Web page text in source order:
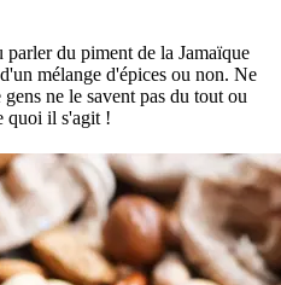
parler du piment de la Jamaïque
mélange d'épices ou non. Ne
ne le savent pas du tout ou
quoi il s'agit !